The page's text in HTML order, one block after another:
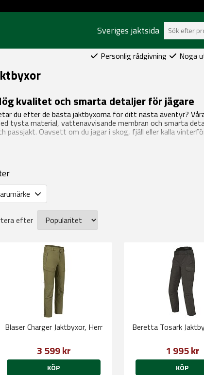
Sveriges jaktsida
Personlig rådgivning Noga
kvalitet och smarta detaljer för jägare
du efter de bästa jaktbyxorna för ditt nästa äventyr?
tysta material, vattenavvisande membran och smarta
passjakt. Oavsett om du jagar i skog, fjäll eller kalla
efter
Blaser Charger Jaktbyxor, Herr
3 599 kr
KÖP
Beretta Tosark
1 995 kr
KÖP